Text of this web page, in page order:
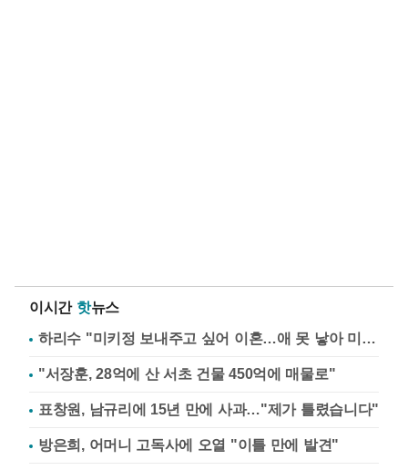
이시간 핫뉴스
하리수 "미키정 보내주고 싶어 이혼…애 못 낳아 미안"
"서장훈, 28억에 산 서초 건물 450억에 매물로"
표창원, 남규리에 15년 만에 사과…"제가 틀렸습니다"
방은희, 어머니 고독사에 오열 "이틀 만에 발견"